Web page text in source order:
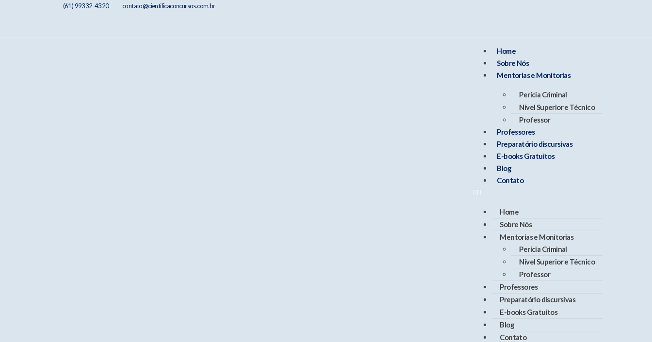
(61) 99332-4320 contato@cientificaconcursos.com.br
Home
Sobre Nós
Mentorias e Monitorias
Perícia Criminal
Nível Superior e Técnico
Professor
Professores
Preparatório discursivas
E-books Gratuitos
Blog
Contato
Home
Sobre Nós
Mentorias e Monitorias
Perícia Criminal
Nível Superior e Técnico
Professor
Professores
Preparatório discursivas
E-books Gratuitos
Blog
Contato